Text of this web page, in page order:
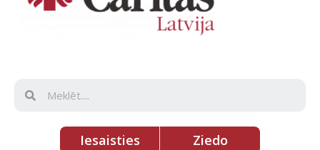
Iesaisties Ziedo